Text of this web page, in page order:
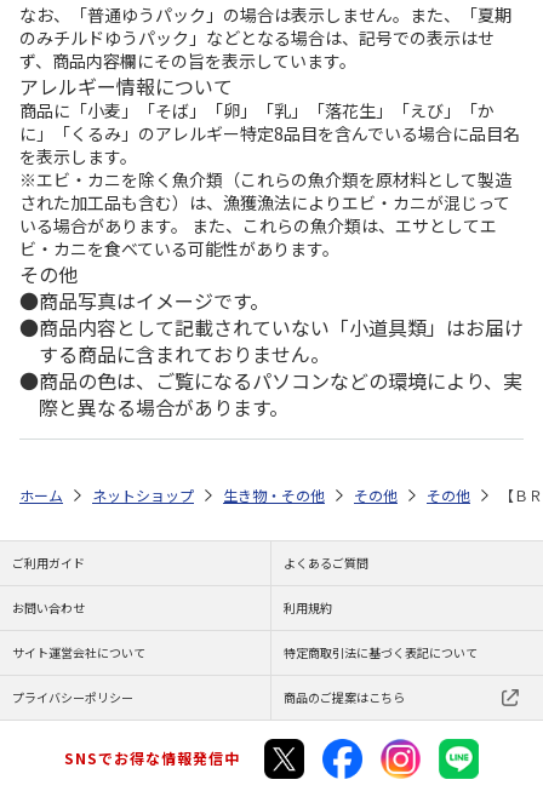
なお、「普通ゆうパック」の場合は表示しません。また、「夏期
のみチルドゆうパック」などとなる場合は、記号での表示はせ
ず、商品内容欄にその旨を表示しています。
アレルギー情報について
商品に「小麦」「そば」「卵」「乳」「落花生」「えび」「か
に」「くるみ」のアレルギー特定8品目を含んでいる場合に品目名
を表示します。
※エビ・カニを除く魚介類（これらの魚介類を原材料として製造
された加工品も含む）は、漁獲漁法によりエビ・カニが混じって
いる場合があります。 また、これらの魚介類は、エサとしてエ
ビ・カニを食べている可能性があります。
その他
商品写真はイメージです。
商品内容として記載されていない「小道具類」はお届け
する商品に含まれておりません。
商品の色は、ご覧になるパソコンなどの環境により、実
際と異なる場合があります。
ホーム ネットショップ 生き物・その他 その他 その他 【Ｂ
ご利用ガイド よくあるご質問
お問い合わせ 利用規約
サイト運営会社について 特定商取引法に基づく表記について
プライバシーポリシー 商品のご提案はこちら
SNSでお得な情報発信中